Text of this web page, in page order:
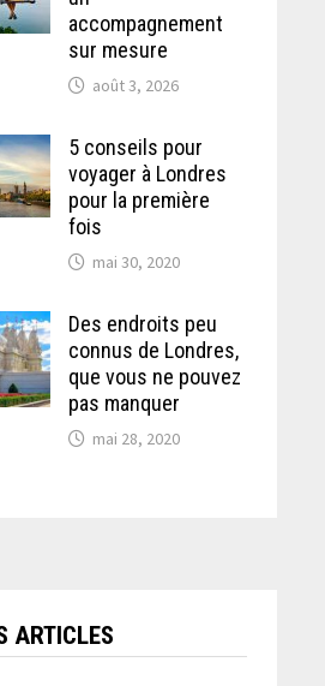
accompagnement
sur mesure
août 3, 2026
5 conseils pour
voyager à Londres
pour la première
fois
mai 30, 2020
Des endroits peu
connus de Londres,
que vous ne pouvez
pas manquer
mai 28, 2020
ARTICLES